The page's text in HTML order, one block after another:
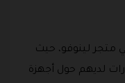
متجر لينوفو، حيث
لديهم حول أجهزة